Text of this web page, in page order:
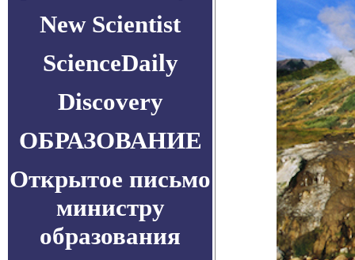
New Scientist
ScienceDaily
Discovery
ОБРАЗОВАНИЕ
Открытое письмо
министру
образования